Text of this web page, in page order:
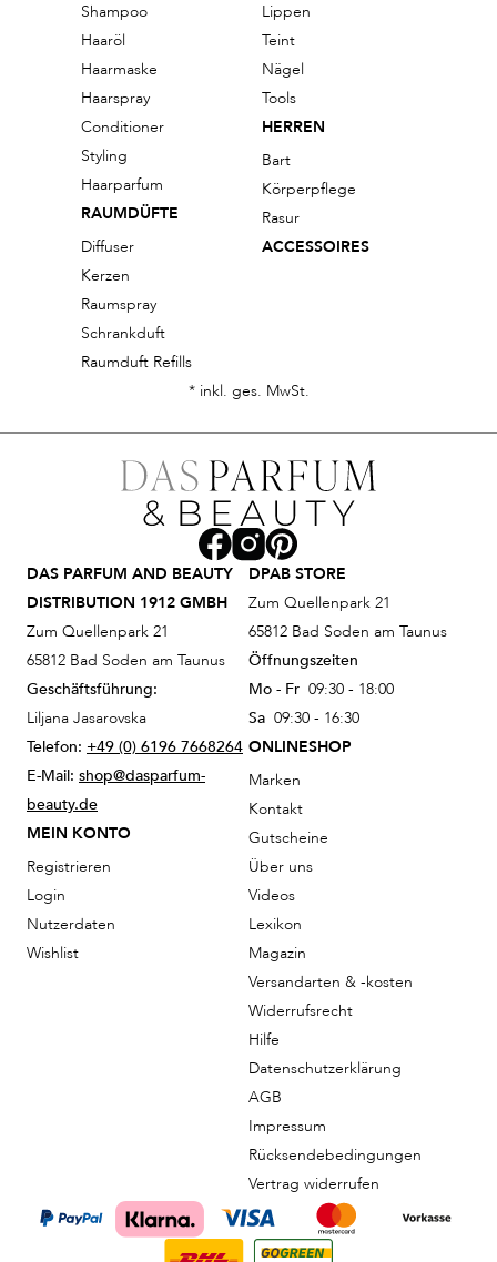
Shampoo
Haaröl
Haarmaske
Haarspray
Conditioner
Styling
Haarparfum
RAUMDÜFTE
Diffuser
Kerzen
Raumspray
Schrankduft
Raumduft Refills
Lippen
Teint
Nägel
Tools
HERREN
Bart
Körperpflege
Rasur
ACCESSOIRES
* inkl. ges. MwSt.
DAS PARFUM AND BEAUTY
DISTRIBUTION 1912 GMBH
Zum Quellenpark 21
65812 Bad Soden am Taunus
Geschäftsführung:
Liljana Jasarovska
Telefon: +49 (0) 6196 7668264
E-Mail: shop@dasparfum-
beauty.de
MEIN KONTO
Registrieren
Login
Nutzerdaten
Wishlist
DPAB STORE
Zum Quellenpark 21
65812 Bad Soden am Taunus
Öffnungszeiten
Mo - Fr 09:30 - 18:00
Sa 09:30 - 16:30
ONLINESHOP
Marken
Kontakt
Gutscheine
Über uns
Videos
Lexikon
Magazin
Versandarten & -kosten
Widerrufsrecht
Hilfe
Datenschutzerklärung
AGB
Impressum
Rücksendebedingungen
Vertrag widerrufen